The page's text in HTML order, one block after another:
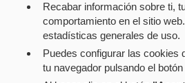
Noticia original de
Recabar información sobre ti,
comportamiento en el sitio
estadísticas generales de uso.
Puedes configurar las cookies
tu navegador pulsando el botón